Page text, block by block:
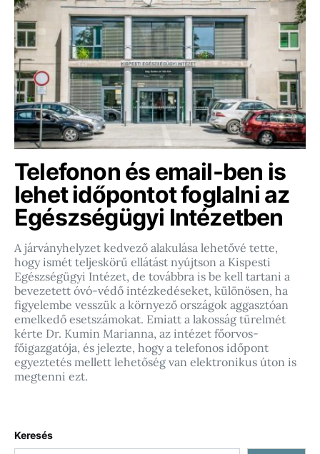
Telefonon és email-ben is
lehet időpontot foglalni az
Egészségügyi Intézetben
A járványhelyzet kedvező alakulása lehetővé tette,
hogy ismét teljeskörű ellátást nyújtson a Kispesti
Egészségügyi Intézet, de továbbra is be kell tartani a
bevezetett óvó-védő intézkedéseket, különösen, ha
figyelembe vesszük a környező országok aggasztóan
emelkedő esetszámokat. Emiatt a lakosság türelmét
kérte Dr. Kumin Marianna, az intézet főorvos-
főigazgatója, és jelezte, hogy a telefonos időpont
egyeztetés mellett lehetőség van elektronikus úton is
megtenni ezt.
Keresés